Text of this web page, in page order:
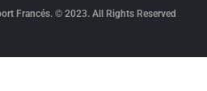
Francés. © 2023. All Rights Reserved